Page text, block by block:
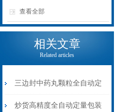
查看全部
相关文章
Related articles
三边封中药丸颗粒全自动定
量包装机6-8克
炒货高精度全自动定量包装